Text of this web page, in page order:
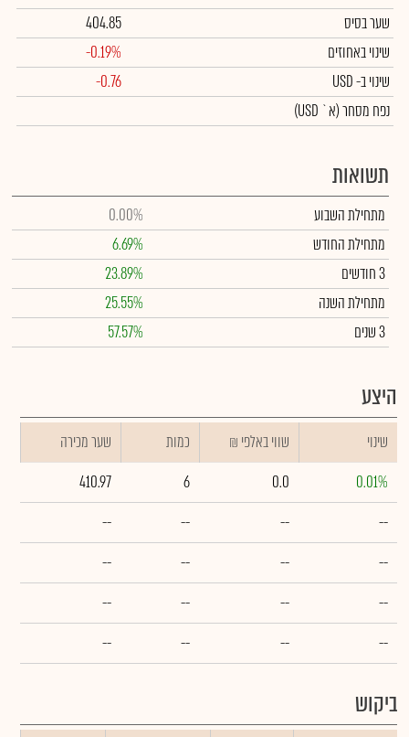
שער בסיס
404.85
שינוי באחוזים
-0.19%
שינויב- USD
-0.76
נפח מסחר(א` USD)
תשואות
מתחילת השבוע
0.00%
מתחילת החודש
6.69%
3 חודשים
23.89%
מתחילת השנה
25.55%
3 שנים
57.57%
היצע
שינוי ₪ שווי באלפי כמות
שער מכירה
0.01%
0.0
6
410.97
--
--
--
--
--
--
--
--
--
--
--
--
--
--
--
--
ביקוש